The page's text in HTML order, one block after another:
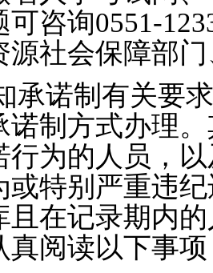
可咨询0551-
源社会保障部
承诺制有关要
诺制方式办理
行为的人员，
或特别严重违
且在记录期内
真阅读以下事